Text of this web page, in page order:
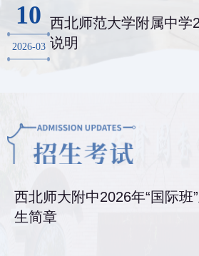
10
2026-03
西北师范大学附属中学
说明
西北师大附中2026年“国际班
生简章